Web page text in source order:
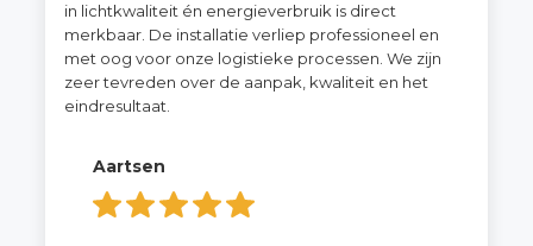
in lichtkwaliteit én energieverbruik is direct
merkbaar. De installatie verliep professioneel en
met oog voor onze logistieke processen. We zijn
zeer tevreden over de aanpak, kwaliteit en het
eindresultaat.
Aartsen